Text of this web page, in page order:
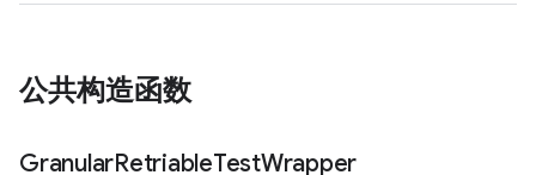
公共构造函数
GranularRetriableTestWrapper